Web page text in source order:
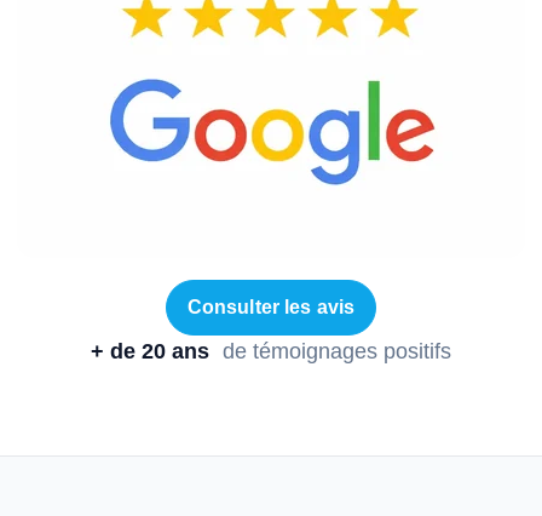
Consulter les avis
+ de 20 ans de témoignages positifs